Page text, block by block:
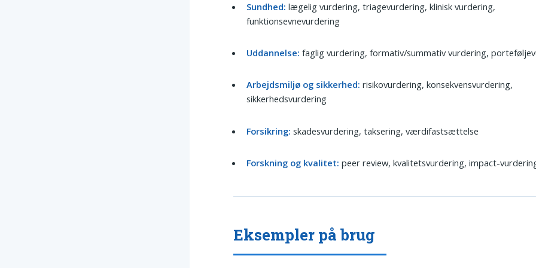
Sundhed: lægelig vurdering, triagevurdering, klinisk vurdering,
funktionsevnevurdering
Uddannelse: faglig vurdering, formativ/summativ vurdering,
Arbejdsmiljø og sikkerhed: risikovurdering, konsekvensvurdering,
sikkerhedsvurdering
Forsikring: skadesvurdering, taksering, værdifastsættelse
Forskning og kvalitet: peer review, kvalitetsvurdering, impact-
Eksempler på brug